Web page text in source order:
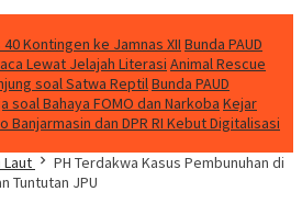
Kontingen ke Jamnas XII Bunda PAUD
Lewat Jelajah Literasi Animal Rescue
soal Satwa ReptilBunda PAUD
soal Bahaya FOMO dan Narkoba Kejar
Banjarmasin dan DPR RI Kebut Digitalisasi
Laut
PH Terdakwa Kasus Pembunuhan di
Tuntutan JPU